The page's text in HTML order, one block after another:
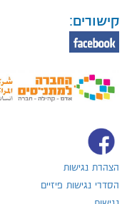
קישורים:
הצהרת נגישות
הסדרי נגישות פיזיים